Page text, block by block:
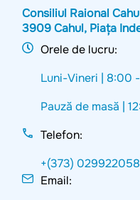
Consiliul Raional
3909 Cahul, Piața
Orele de lucru:
Luni-Vineri | 8:00
Pauză de masă |
Telefon:
+(373) 029922058
Email: